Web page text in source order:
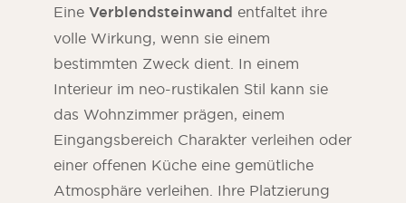
Eine Verblendsteinwand entfaltet ihre
volle Wirkung, wenn sie einem
bestimmten Zweck dient. In einem
Interieur im neo-rustikalen Stil kann sie
das Wohnzimmer prägen, einem
Eingangsbereich Charakter verleihen oder
einer offenen Küche eine gemütliche
Atmosphäre verleihen. Ihre Platzierung